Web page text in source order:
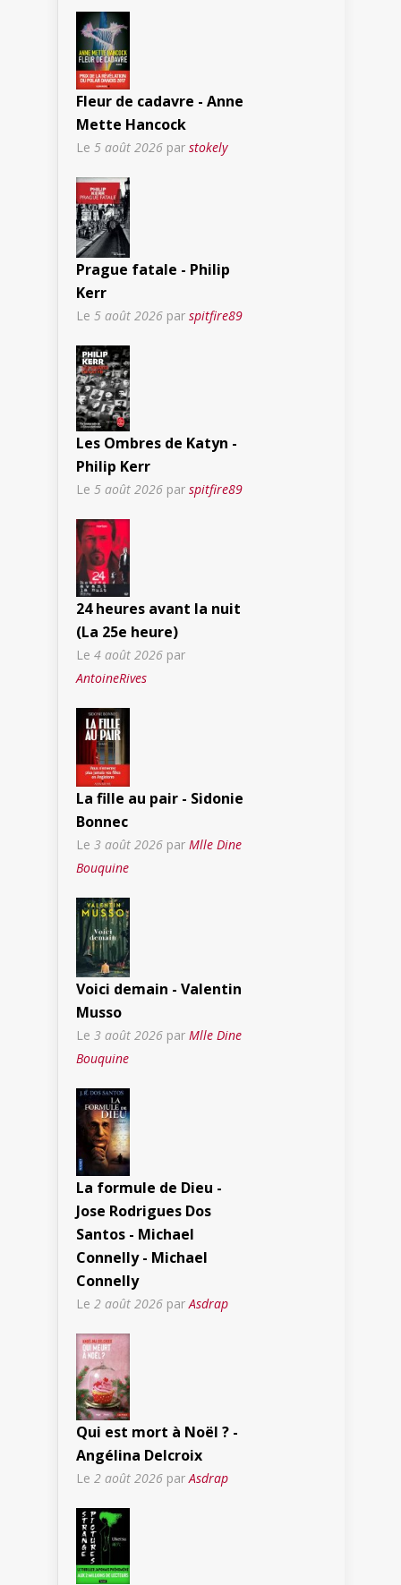
Fleur de cadavre - Anne
Mette Hancock
Le 5 août 2026 par stokely
Prague fatale - Philip
Kerr
Le 5 août 2026 par spitfire89
Les Ombres de Katyn -
Philip Kerr
Le 5 août 2026 par spitfire89
24 heures avant la nuit
(La 25e heure)
Le 4 août 2026 par
AntoineRives
La fille au pair - Sidonie
Bonnec
Le 3 août 2026 par Mlle Dine
Bouquine
Voici demain - Valentin
Musso
Le 3 août 2026 par Mlle Dine
Bouquine
La formule de Dieu -
Jose Rodrigues Dos
Santos - Michael
Connelly - Michael
Connelly
Le 2 août 2026 parAsdrap
Qui est mort à Noël ? -
Angélina Delcroix
Le 2 août 2026 par Asdrap